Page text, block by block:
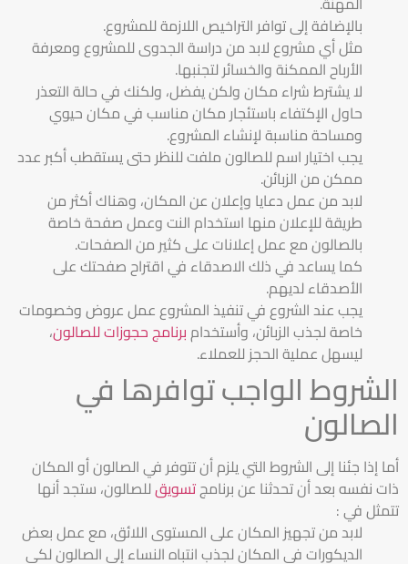
بالإضافة إلى توافر التراخيص اللازمة للمشروع.
مثل أي مشروع لابد من دراسة الجدوى للمشروع ومعرفة
الأرباح الممكنة والخسائر لتجنبها.
لا يشترط شراء مكان ولكن يفضل، ولكنك في حالة التعذر
حاول الإكتفاء باستئجار مكان مناسب في مكان حيوي
ومساحة مناسبة لإنشاء المشروع.
يجب اختيار اسم للصالون ملفت للنظر حتى يستقطب أكبر عدد
ممكن من الزبائن.
لابد من عمل دعايا وإعلان عن المكان، وهناك أكثر من
طريقة للإعلان منها استخدام النت وعمل صفحة خاصة
بالصالون مع عمل إعلانات على كثير من الصفحات.
كما يساعد في ذلك الاصدقاء في اقتراح صفحتك على
الأصدقاء لديهم.
يجب عند الشروع في تنفيذ المشروع عمل عروض وخصومات
خاصة لجذب الزبائن، وأستخدامبرنامج حجوزات للصالون،
ليسهل عملية الحجز للعملاء.
الشروط الواجب توافرها في
الصالون
أما إذا جئنا إلى الشروط التي يلزم أن تتوفر في الصالون أو المكان
ذات نفسه بعد أن تحدثنا عن برنامجتسويقللصالون، ستجد أنها
تتمثل في :
لابد من تجهيز المكان على المستوى اللائق، مع عمل بعض
الديكورات في المكان لجذب انتباه النساء إلى الصالون لكي